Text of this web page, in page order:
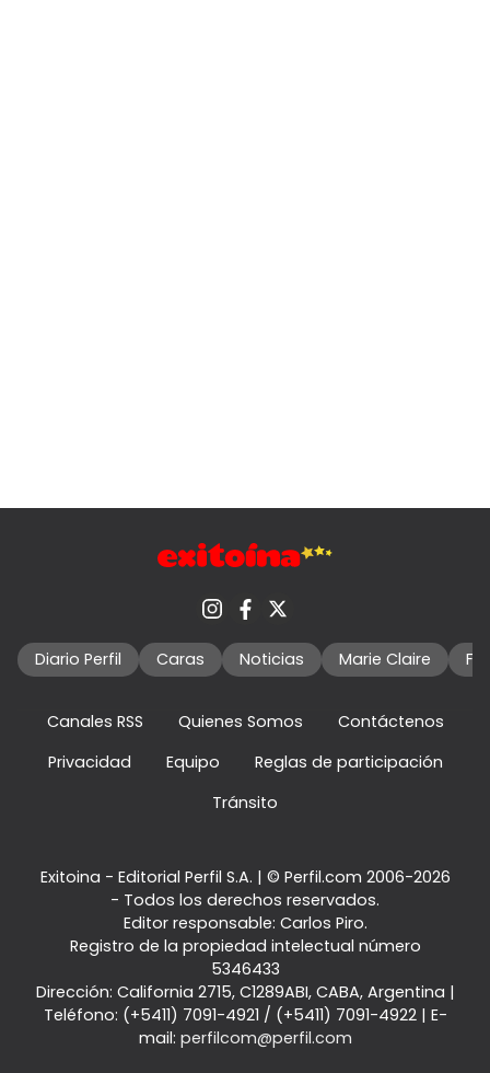
Diario Perfil Caras Noticias Marie Claire
Canales RSS Quienes Somos
Contáctenos
Privacidad
Equipo
Reglas de participación
Tránsito
Exitoina - Editorial Perfil S.A. | © Perfil.com 2006-2026
- Todos los derechos reservados.
Editor responsable: Carlos Piro.
Registro de la propiedad intelectual número
5346433
Dirección: California 2715, C1289ABI, CABA, Argentina |
Teléfono: (+5411) 7091-4921 / (+5411) 7091-4922| E-
mail: perfilcom@perfil.com